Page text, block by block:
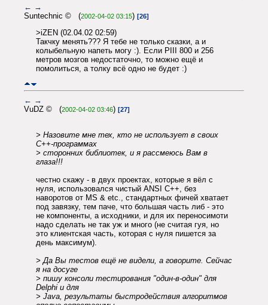
← →
Suntechnic © (2002-04-02 03:15) [26]
>iZEN (02.04.02 02:59)
Такчку менять??? Я тебе не только сказки, а и
колыбельную напеть могу :). Если PIII 800 и 256
метров мозгов недостаточно, то можно ещё и
помолиться, а толку всё одно не будет :)
← →
VuDZ © (2002-04-02 03:46) [27]
> Назовите мне тех, кто не использует в своих
C++-программах
> сторонних библиотек, и я рассмеюсь Вам в
глаза!!!
честно скажу - в двух проектах, которые я вёл с
нуля, использовался чистый ANSI C++, без
наворотов от MS & etc., стандартных фичей хватает
под завязку, тем паче, что большая часть либ - это
не компоненты, а исходники, и для их переносимоти
надо сделать не так уж и много (не считая гуя, но
это клиентская часть, которая с нуля пишется за
день максимум).
> Да Вы тестов ещё не видели, а говорите. Сейчас
я на досуге
> пишу консоли тестирования "один-в-один" для
Delphi и для
> Java, результаты быстродействия алгоритмов